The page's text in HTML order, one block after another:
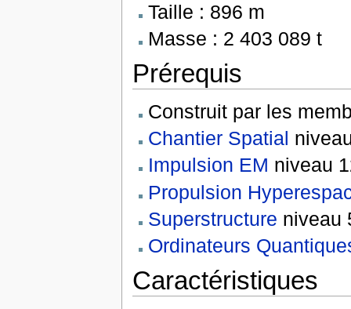
Taille : 896 m
Masse : 2 403 089 t
Prérequis
Construit par les
Chantier Spatial
Impulsion EM niveau
Propulsion
Superstructure niveau
Ordinateurs
Caractéristiques